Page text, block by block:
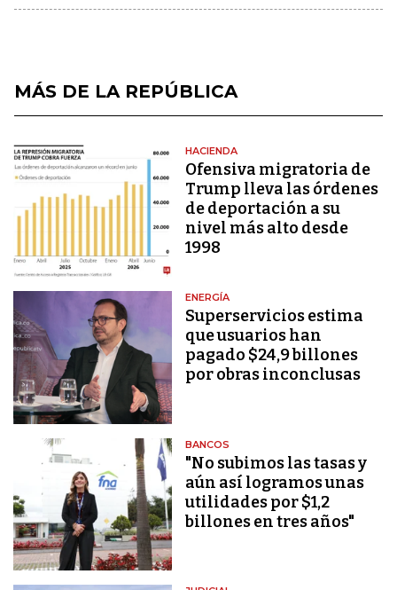
MÁS DE LA REPÚBLICA
HACIENDA
Ofensiva migratoria de
Trump lleva las órdenes
de deportación a su
nivel más alto desde
1998
ENERGÍA
Superservicios estima
que usuarios han
pagado $24,9 billones
por obras inconclusas
BANCOS
"No subimos las tasas y
aún así logramos unas
utilidades por $1,2
billones en tres años"